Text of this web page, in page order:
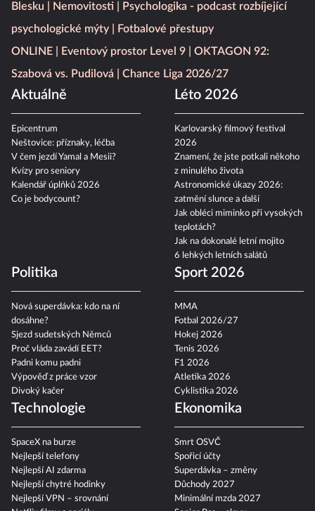
Blesku
Nemovitosti
Psychologika - podcast rozbíjející
psychologické mýty
Fotbalové přestupy
ONLINE
Eventový prostor Level 9
OKTAGON 92:
Szabová vs. Pudilová
Chance Liga 2026/27
Aktuálně
Epicentrum
Neštovice: příznaky, léčba
V čem jezdí Yamal a Mesii?
Kvízy pro seniory
Kalendář úplňků 2026
Co je bodycount?
Léto 2026
Karlovarský filmový festival
2026
Znamení, že jste potkali někoho
z minulého života
Astronomické úkazy 2026:
zatmění slunce a další
Jak obléci miminko při vysokých
teplotách?
Jak na dokonalé letní mojito
6 lehkých letních salátů
Politika
Nová superdávka: kdo na ní
dosáhne?
Sjezd sudetských Němců
Proč vláda zavádí EET?
Padni komu padni
Výpověď z práce vzor
Divoký kačer
Sport 2026
MMA
Fotbal 2026/27
Hokej 2026
Tenis 2026
F1 2026
Atletika 2026
Cyklistika 2026
Technologie
SpaceX na burze
Nejlepší telefony
Nejlepší AI zdarma
Nejlepší chytré hodinky
Nejlepší VPN – srovnání
Ekonomika
Smrt OSVČ
Spořicí účty
Superdávka – změny
Důchody 2027
Minimální mzda 2027